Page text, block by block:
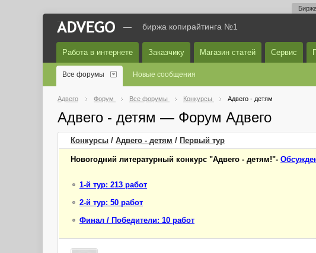
— биржа копирайтинга №1
Работа в интернете Заказчику Магазин статей Сервис
Все форумы Новые сообщения
Адвего Форум Все форумы Конкурсы Адвего - детям
Адвего - детям — Форум Адвего
Конкурсы / Адвего - детям / Первый тур
Новогодний литературный конкурс "Адвего - детям!"-
1-й тур: 213 работ
2-й тур: 50 работ
Финал / Победители: 10 работ